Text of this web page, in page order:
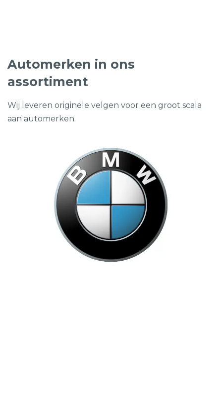
Automerken in ons
assortiment
Wij leveren originele velgen voor een groot scala
aan automerken.